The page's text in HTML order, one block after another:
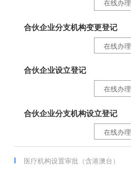
在线办理
合伙企业分支机构变更登记
在线办理
合伙企业设立登记
在线办理
合伙企业分支机构设立登记
在线办理
医疗机构设置审批（含港澳台）